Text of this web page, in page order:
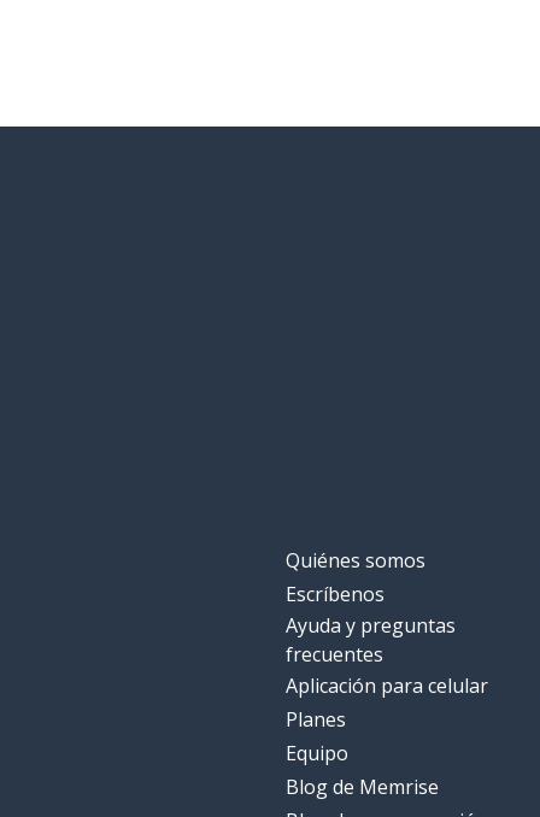
Quiénes somos
Escríbenos
Ayuda y preguntas
frecuentes
Aplicación para celular
Planes
Equipo
Blog de Memrise